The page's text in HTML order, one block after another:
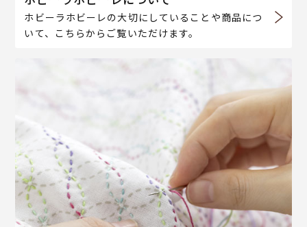
ホビーラホビーレの大切にしていることや商品につ
いて、こちらからご覧いただけます。